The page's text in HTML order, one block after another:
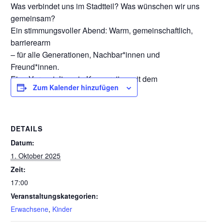
Was verbindet uns im Stadtteil? Was wünschen wir uns
gemeinsam?
Ein stimmungsvoller Abend: Warm, gemeinschaftlich,
barrierearm
– für alle Generationen, Nachbar*innen und
Freund*innen.
Eine Veranstaltung in Kooperation mit dem
Quartiersmanagement und anderen.
Zum Kalender hinzufügen
DETAILS
Datum:
1. Oktober 2025
Zeit:
17:00
Veranstaltungskategorien:
Erwachsene, Kinder